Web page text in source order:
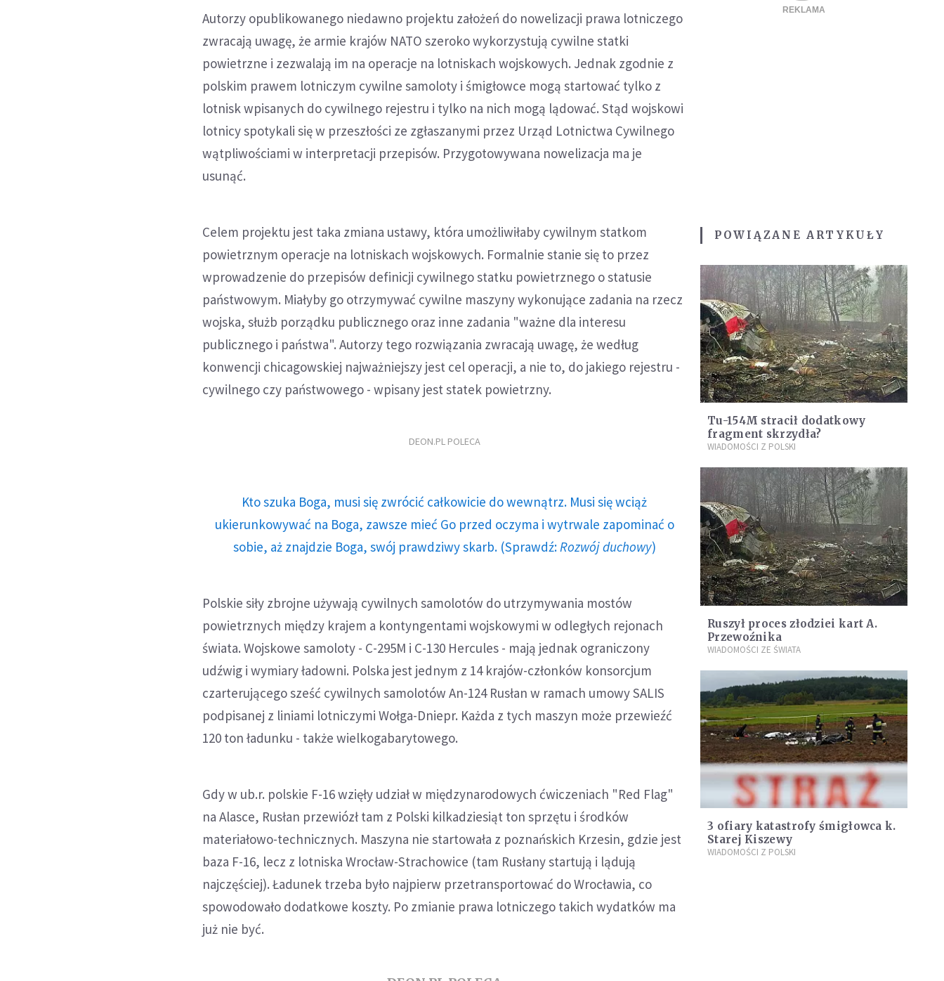
Autorzy opublikowanego niedawno projektu założeń do nowelizacji prawa lotniczego
zwracają uwagę, że armie krajów NATO szeroko wykorzystują cywilne statki
powietrzne i zezwalają im na operacje na lotniskach wojskowych. Jednak zgodnie z
polskim prawem lotniczym cywilne samoloty i śmigłowce mogą startować tylko z
lotnisk wpisanych do cywilnego rejestru i tylko na nich mogą lądować. Stąd wojskowi
lotnicy spotykali się w przeszłości ze zgłaszanymi przez Urząd Lotnictwa Cywilnego
wątpliwościami w interpretacji przepisów. Przygotowywana nowelizacja ma je
usunąć.
Celem projektu jest taka zmiana ustawy, która umożliwiłaby cywilnym statkom
powietrznym operacje na lotniskach wojskowych. Formalnie stanie się to przez
wprowadzenie do przepisów definicji cywilnego statku powietrznego o statusie
państwowym. Miałyby go otrzymywać cywilne maszyny wykonujące zadania na rzecz
wojska, służb porządku publicznego oraz inne zadania "ważne dla interesu
publicznego i państwa". Autorzy tego rozwiązania zwracają uwagę, że według
konwencji chicagowskiej najważniejszy jest cel operacji, a nie to, do jakiego rejestru -
cywilnego czy państwowego - wpisany jest statek powietrzny.
DEON.PL POLECA
Kto szuka Boga, musi się zwrócić całkowicie do wewnątrz. Musi się wciąż
ukierunkowywać na Boga, zawsze mieć Go przed oczyma i wytrwale zapominać o
sobie, aż znajdzie Boga, swój prawdziwy skarb. (Sprawdź: Rozwój duchowy)
Polskie siły zbrojne używają cywilnych samolotów do utrzymywania mostów
powietrznych między krajem a kontyngentami wojskowymi w odległych rejonach
świata. Wojskowe samoloty - C-295M i C-130 Hercules - mają jednak ograniczony
udźwig i wymiary ładowni. Polska jest jednym z 14 krajów-członków konsorcjum
czarterującego sześć cywilnych samolotów An-124 Rusłan w ramach umowy SALIS
podpisanej z liniami lotniczymi Wołga-Dniepr. Każda z tych maszyn może przewieźć
120 ton ładunku - także wielkogabarytowego.
Gdy w ub.r. polskie F-16 wzięły udział w międzynarodowych ćwiczeniach "Red Flag"
na Alasce, Rusłan przewiózł tam z Polski kilkadziesiąt ton sprzętu i środków
materiałowo-technicznych. Maszyna nie startowała z poznańskich Krzesin, gdzie jest
baza F-16, lecz z lotniska Wrocław-Strachowice (tam Rusłany startują i lądują
najczęściej). Ładunek trzeba było najpierw przetransportować do Wrocławia, co
spowodowało dodatkowe koszty. Po zmianie prawa lotniczego takich wydatków ma
już nie być.
POWIĄZANE ARTYKUŁY
Tu-154M stracił dodatkowy
fragment skrzydła?
WIADOMOŚCI Z POLSKI
Ruszył proces złodziei kart A.
Przewoźnika
WIADOMOŚCI ZE ŚWIATA
3 ofiary katastrofy śmigłowca k.
Starej Kiszewy
WIADOMOŚCI Z POLSKI